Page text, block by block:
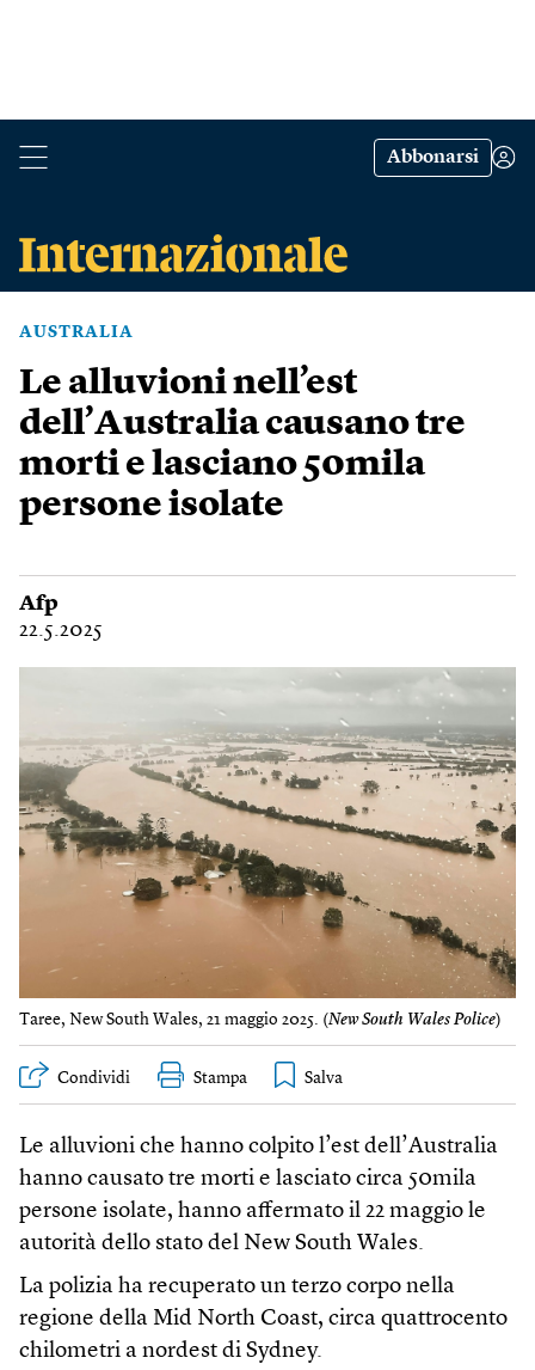
Abbonarsi
AUSTRALIA
Le alluvioni nell’est
dell’Australia causano tre
morti e lasciano 50mila
persone isolate
Afp
22.5.2025
Taree, New South Wales, 21 maggio 2025. (New South Wales Police)
Condividi Stampa
Le alluvioni che hanno colpito l’est dell’Australia
hanno causato tre morti e lasciato circa 50mila
persone isolate, hanno affermato il 22 maggio le
autorità dello stato del New South Wales.
La polizia ha recuperato un terzo corpo nella
regione della Mid North Coast, circa quattrocento
chilometri a nordest di Sydney.